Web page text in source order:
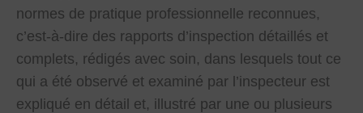
normes de pratique professionnelle reconnues,
c’est-à-dire des rapports d’inspection détaillés et
complets, rédigés avec soin, dans lesquels tout ce
qui a été observé et examiné par l’inspecteur est
expliqué en détail et, illustré par une ou plusieurs